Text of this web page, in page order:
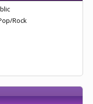
Rock